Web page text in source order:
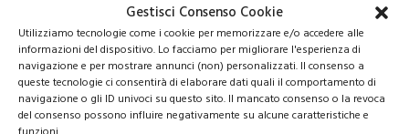
Gestisci Consenso Cookie
Utilizziamo tecnologie come i cookie per memorizzare e/o accedere alle
informazioni del dispositivo. Lo facciamo per migliorare l'esperienza di
navigazione e per mostrare annunci (non) personalizzati. Il consenso a
queste tecnologie ci consentirà di elaborare dati quali il comportamento di
navigazione o gli ID univoci su questo sito. Il mancato consenso o la revoca
del consenso possono influire negativamente su alcune caratteristiche e